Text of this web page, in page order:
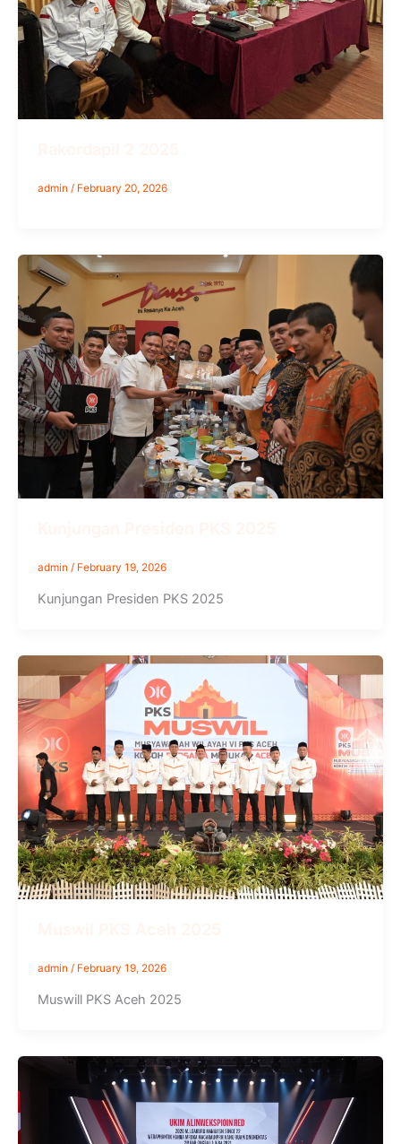
admin / February 20, 2026
admin / February 19, 2026
Kunjungan Presiden PKS 2025
admin / February 19, 2026
Muswill PKS Aceh 2025